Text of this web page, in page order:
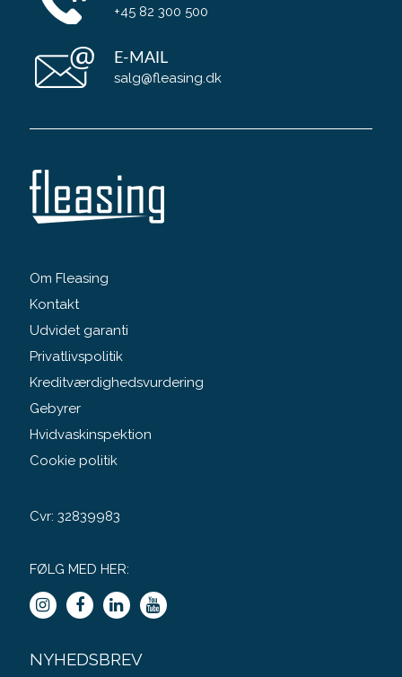
+45 82 300 500
E-MAIL
salg@fleasing.dk
Om Fleasing
Kontakt
Udvidet garanti
Privatlivspolitik
Kreditværdighedsvurdering
Gebyrer
Hvidvaskinspektion
Cookie politik
Cvr: 32839983
FØLG MED HER:
NYHEDSBREV